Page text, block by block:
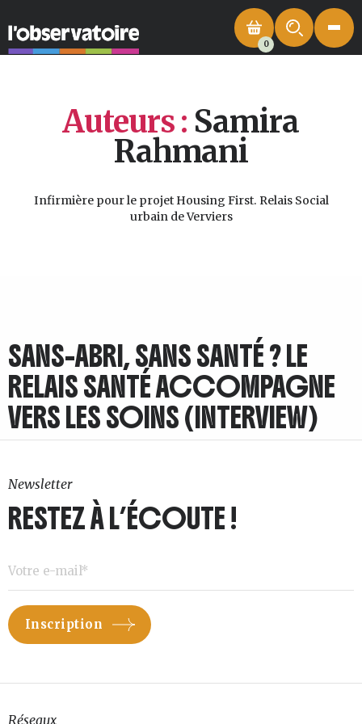
0
Auteurs : Samira
Rahmani
Infirmière pour le projet Housing First. Relais Social
urbain de Verviers
SANS-ABRI, SANS SANTÉ ? LE
RELAIS SANTÉ ACCOMPAGNE
VERS LES SOINS (INTERVIEW)
Newsletter
RESTEZ À L’ÉCOUTE !
Réseaux